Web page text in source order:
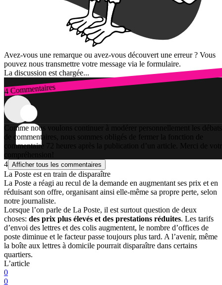
Avez-vous une remarque ou avez-vous découvert une erreur ? Vous
pouvez nous transmettre votre message via le formulaire.
La discussion est chargée...
4 Commentaires
Connexion
Comme nous voulons continuer à modérer personnellement les débats
de commentaires, nous sommes obligés de fermer la fonction de
commentaire 72 heures après la publication d’un article. Merci de
compréhension!
4 Afficher tous les commentaires
La Poste est en train de disparaître
La Poste a réagi au recul de la demande en augmentant ses prix et en
réduisant son offre, organisant ainsi elle-même sa propre perte, selon
notre journaliste.
Lorsque l’on parle de La Poste, il est surtout question de deux
choses: des prix plus élevés et des prestations réduites. Les tarifs
d’envoi des lettres et des colis augmentent, le nombre d’offices de
poste diminue et le facteur passe toujours plus tard. A l’avenir, même
la boîte aux lettres à domicile pourrait disparaître dans certains
quartiers.
L’article
0
0